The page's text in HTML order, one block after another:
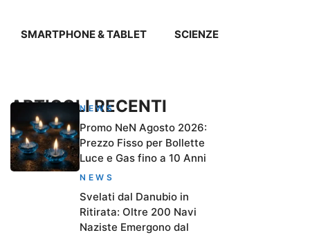
SMARTPHONE & TABLET SCIENZE
ARTICOLI RECENTI
NEWS
Promo NeN Agosto 2026:
Prezzo Fisso per Bollette
Luce e Gas fino a 10 Anni
NEWS
Svelati dal Danubio in
Ritirata: Oltre 200 Navi
Naziste Emergono dal